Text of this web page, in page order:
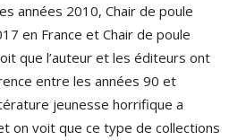
années 2010, Chair de poule
en France et Chair de poule
que l’auteur et les éditeurs ont
entre les années 90 et
jeunesse horrifique a
on voit que ce type de collections